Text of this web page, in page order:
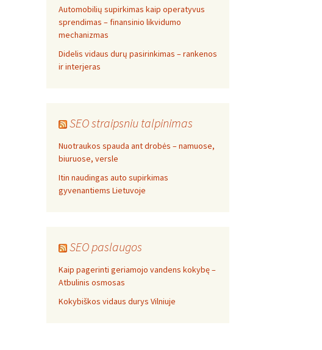
Automobilių supirkimas kaip operatyvus
sprendimas – finansinio likvidumo
mechanizmas
Didelis vidaus durų pasirinkimas – rankenos
ir interjeras
SEO straipsniu talpinimas
Nuotraukos spauda ant drobės – namuose,
biuruose, versle
Itin naudingas auto supirkimas
gyvenantiems Lietuvoje
SEO paslaugos
Kaip pagerinti geriamojo vandens kokybę –
Atbulinis osmosas
Kokybiškos vidaus durys Vilniuje